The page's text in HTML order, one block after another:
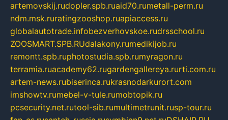
artemovskij.rudopler.spb.ruaid70.rumetall-perm.ru
ndm.msk.ruratingzooshop.ruapiaccess.ru
globalautotrade.infobezverhovskoe.rudrsschool.ru
ZOOSMART.SPB.RUdalakony.rumedikijob.ru
remontt.spb.ruphotostudia.spb.rumyragon.ru
terramia.ruacademy62.rugardengallereya.rurti.com.ru
artem-news.rubiserinca.rukrasnodarkurort.com
imshowtv.rumebel-v-tule.rumobtopik.ru
pcsecurity.net.rutool-sib.rumultimetrunit.rusp-tour.ru